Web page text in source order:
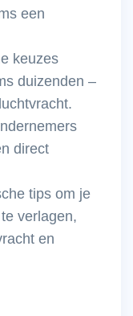
een
keuzes
duizenden –
direct
tips om je
verlagen,
en